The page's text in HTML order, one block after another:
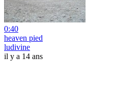
0:40
heaven pied
ludivine
il y a 14 ans